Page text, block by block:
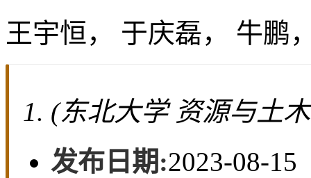
王宇恒， 于庆磊， 牛
(东北大学 资源与土
发布日期:2023-08-15